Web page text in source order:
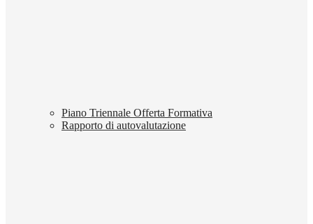
Piano Triennale Offerta Formativa
Rapporto di autovalutazione